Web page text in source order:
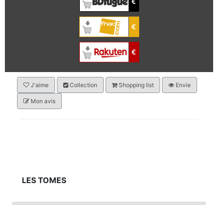
€
€
J'aime Collection Shopping list Envie
Mon avis
LES TOMES